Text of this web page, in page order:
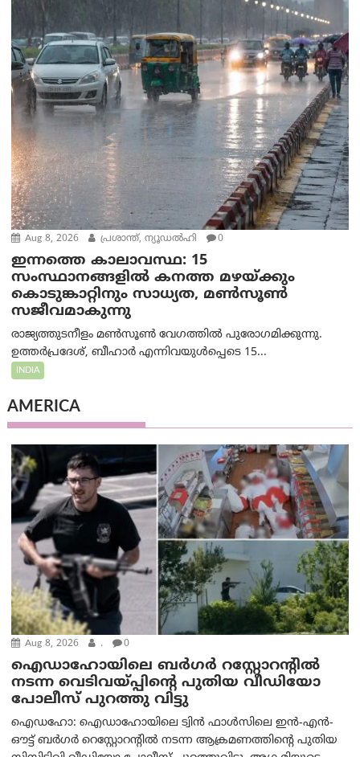
Aug 8, 2026 പ്രശാന്ത്, ന്യൂഡല്‍ഹി 0
ഇന്നത്തെ കാലാവസ്ഥ: 15
സംസ്ഥാനങ്ങളിൽ കനത്ത മഴയ്ക്കും
കൊടുങ്കാറ്റിനും സാധ്യത, മൺസൂൺ
സജീവമാകുന്നു
രാജ്യത്തുടനീളം മൺസൂൺ വേഗത്തിൽ പുരോഗമിക്കുന്നു.
ഉത്തർപ്രദേശ്, ബീഹാർ എന്നിവയുൾപ്പെടെ 15...
INDIA
AMERICA
Aug 8, 2026 . 0
ഐഡാഹോയിലെ ബർഗർ റസ്റ്റോറന്റിൽ
നടന്ന വെടിവയ്പ്പിന്റെ പുതിയ വീഡിയോ
പോലീസ് പുറത്തു വിട്ടു
ഐഡഹോ: ഐഡാഹോയിലെ ട്വിൻ ഫാൾസിലെ ഇൻ-എൻ-
ഔട്ട് ബർഗർ റെസ്റ്റോറന്റിൽ നടന്ന ആക്രമണത്തിന്റെ പുതിയ